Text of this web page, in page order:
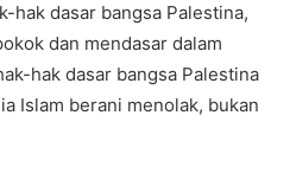
hak dasar bangsa Palestina,
dan mendasar dalam
hak dasar bangsa Palestina
Islam berani menolak, bukan